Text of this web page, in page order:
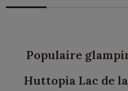
Populaire
Huttopia Lac de